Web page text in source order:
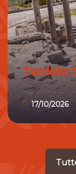
Tunisia
17/10/2026